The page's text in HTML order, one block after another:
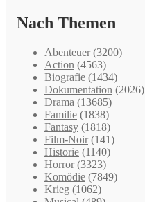
Nach Themen
Abenteuer (3200)
Action (4563)
Biografie (1434)
Dokumentation (2026)
Drama (13685)
Familie (1838)
Fantasy (1818)
Film-Noir (141)
Historie (1140)
Horror (3323)
Komödie (7849)
Krieg (1062)